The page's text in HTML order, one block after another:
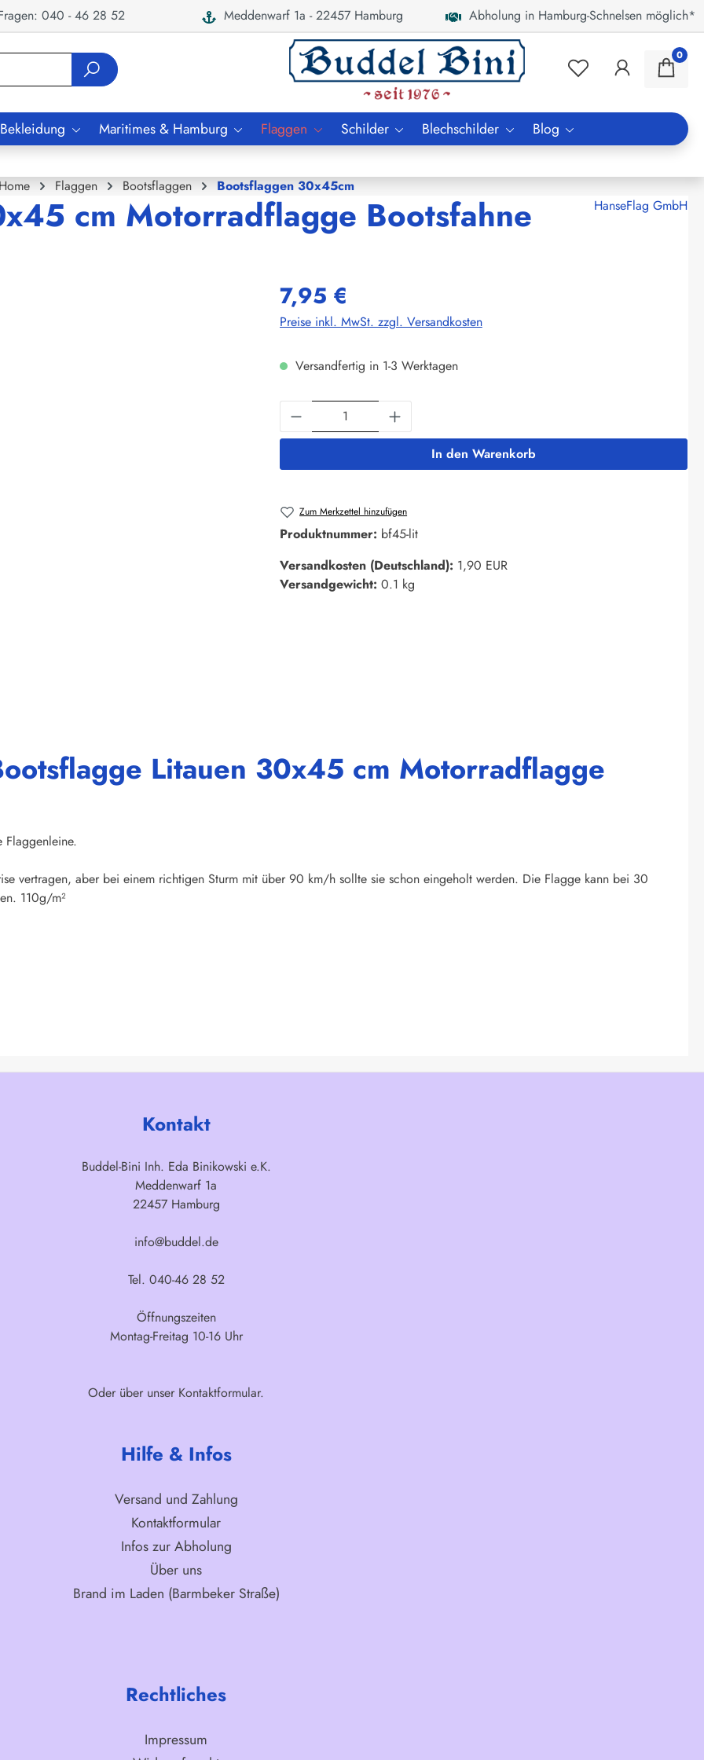
040 - 46 28 52 Meddenwarf 1a - 22457 Hamburg Abholung in Hamburg-Schnelsen möglich*
0
Maritimes & Hamburg Flaggen Schilder Blechschilder Blog
Home Flaggen Bootsflaggen Bootsflaggen 30x45cm
cm Motorradflagge Bootsfahne HanseFlag GmbH
7,95 €
Preise inkl. MwSt. zzgl. Versandkosten
Versandfertig in 1-3 Werktagen
Produkt Anzahl: Gib den gewünschten Wert ein
In den Warenkorb
Zum Merkzettel hinzufügen
Produktnummer: bf45-lit
Versandkosten (Deutschland): 1,90 EUR
Versandgewicht: 0.1 kg
Litauen 30x45 cm Motorradflagge
vertragen, aber bei einem richtigen Sturm mit über 90 km/h sollte sie schon eingeholt werden. Die Flagge kann bei 30
110g/m²
Kontakt
Buddel-Bini Inh. Eda Binikowski e.K.
Meddenwarf 1a
22457 Hamburg
info@buddel.de
Tel. 040-46 28 52
Öffnungszeiten
Montag-Freitag 10-16 Uhr
Oder über unser Kontaktformular.
Hilfe & Infos
Versand und Zahlung
Kontaktformular
Infos zur Abholung
Über uns
Brand im Laden (Barmbeker Straße)
Rechtliches
Impressum